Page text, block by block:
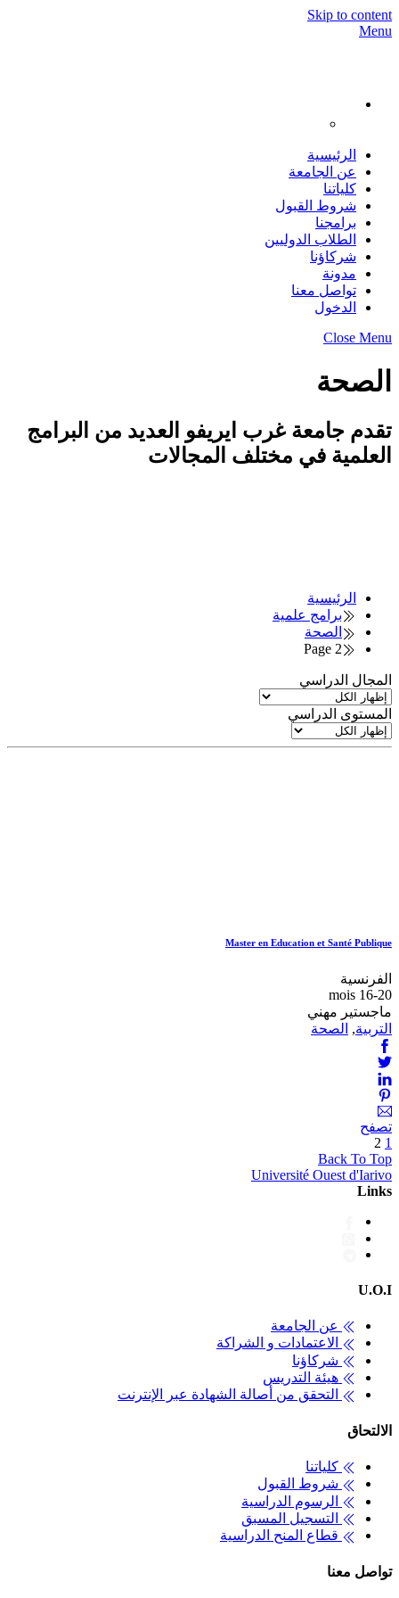
Skip to content
Menu
الرئيسية
عن الجامعة
كلياتنا
شروط القبول
برامجنا
الطلاب الدوليين
شركاؤنا
مدونة
تواصل معنا
الدخول
Close Menu
الصحة
تقدم جامعة غرب ايريفو العديد من البرامج
العلمية في مختلف المجالات
الرئيسية
برامج علمية
الصحة
Page 2
المجال الدراسي
المستوى الدراسي
Master en Education et Santé Publique
الفرنسية
16-20 mois
ماجستير مهني
التربية, الصحة
تصفح
1
2
Back To Top
Université Ouest d'Iarivo
Links
U.O.I
عن الجامعة
الاعتمادات و الشراكة
شركاؤنا
هيئة التدريس
التحقق من أصالة الشهادة عبر الإنترنت
الالتحاق
كلياتنا
شروط القبول
الرسوم الدراسية
التسجيل المسبق
قطاع المنح الدراسية
تواصل معنا